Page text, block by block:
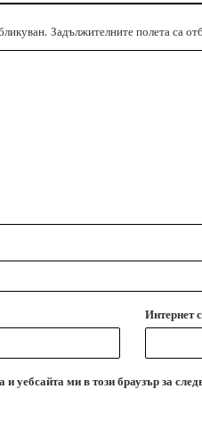
Задължителните полета са
Интернет
и уебсайта ми в този браузър за